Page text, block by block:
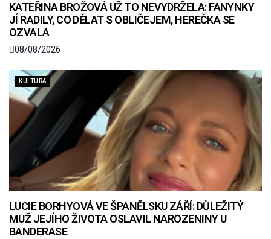
KATEŘINA BROŽOVÁ UŽ TO NEVYDRŽELA: FANYNKY
JÍ RADILY, CO DĚLAT S OBLIČEJEM, HEREČKA SE
OZVALA
08/08/2026
KULTURA
LUCIE BORHYOVÁ VE ŠPANĚLSKU ZÁŘÍ: DŮLEŽITÝ
MUŽ JEJÍHO ŽIVOTA OSLAVIL NAROZENINY U
BANDERASE